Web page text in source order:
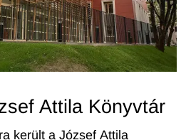
Attila Könyvtár
került a József Attila